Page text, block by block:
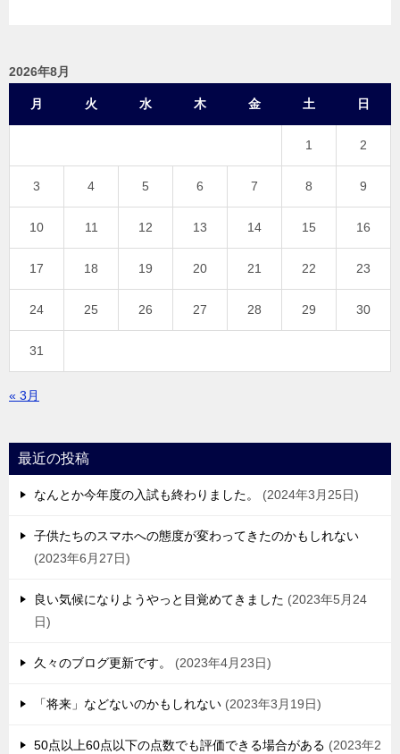
2026年8月
月 火 水 木 金 土 日
1 2
3 4 5 6 7 8 9
10 11 12 13 14 15 16
17 18 19 20 21 22 23
24 25 26 27 28 29 30
31
« 3月
最近の投稿
なんとか今年度の入試も終わりました。 2024年3月25日
子供たちのスマホへの態度が変わってきたのかもしれない
2023年6月27日
良い気候になりようやっと目覚めてきました
2023年5月24
日
久々のブログ更新です。 2023年4月23日
「将来」などないのかもしれない 2023年3月19日
50点以上60点以下の点数でも評価できる場合がある
2023年2